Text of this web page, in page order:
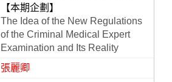
【本期企劃】
The Idea of the New Regulations
of the Criminal Medical Expert
Examination and Its Reality
張麗卿